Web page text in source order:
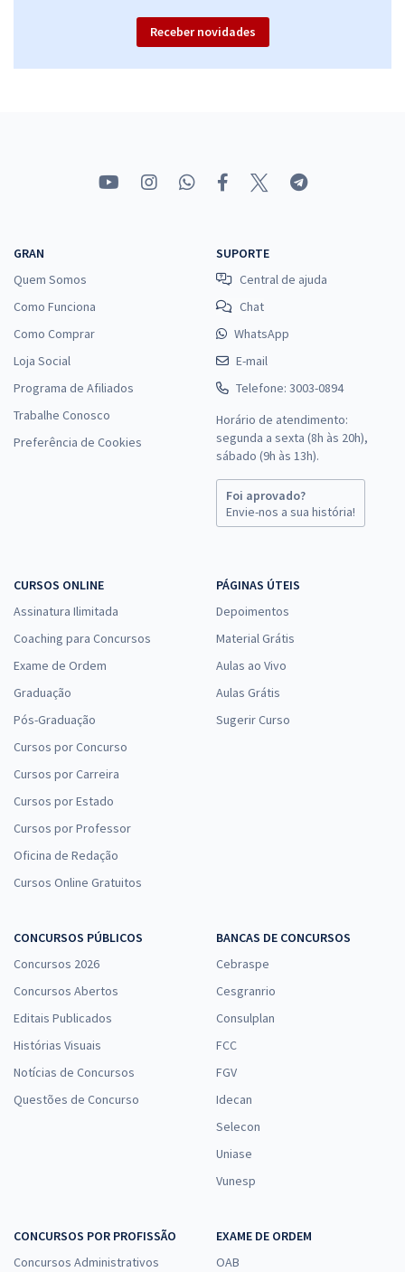
Receber novidades
GRAN
Quem Somos
Como Funciona
Como Comprar
Loja Social
Programa de Afiliados
Trabalhe Conosco
Preferência de Cookies
SUPORTE
Central de ajuda
Chat
WhatsApp
E-mail
Telefone: 3003-0894
Horário de atendimento:
segunda a sexta (8h às 20h),
sábado (9h às 13h).
Foi aprovado?
Envie-nos a sua história!
CURSOS ONLINE
Assinatura Ilimitada
Coaching para Concursos
Exame de Ordem
Graduação
Pós-Graduação
Cursos por Concurso
Cursos por Carreira
Cursos por Estado
Cursos por Professor
Oficina de Redação
Cursos Online Gratuitos
PÁGINAS ÚTEIS
Depoimentos
Material Grátis
Aulas ao Vivo
Aulas Grátis
Sugerir Curso
CONCURSOS PÚBLICOS
Concursos 2026
Concursos Abertos
Editais Publicados
Histórias Visuais
Notícias de Concursos
Questões de Concurso
BANCAS DE CONCURSOS
Cebraspe
Cesgranrio
Consulplan
FCC
FGV
Idecan
Selecon
Uniase
Vunesp
CONCURSOS POR PROFISSÃO
Concursos Administrativos
EXAME DE ORDEM
OAB